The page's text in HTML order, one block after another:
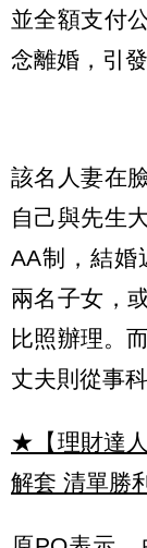
並全額支付
念離婚，引
該名人妻在
自己與先生
AA制，結婚
兩名子女，
比照辦理。
丈夫則從事
★【理財達
解套 清單勝